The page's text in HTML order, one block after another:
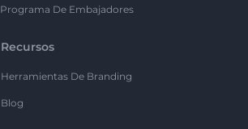
Programa De Embajadores
Recursos
Herramientas De Branding
Blog